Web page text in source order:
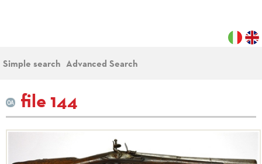
Simple search Advanced Search
file 144